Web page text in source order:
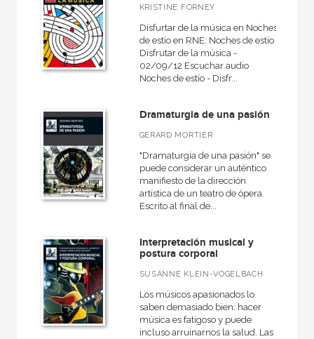
KRISTINE FORNEY
Disfurtar de la música en Noches
de estío en RNE: Noches de estío -
Disfrutar de la música -
02/09/12 Escuchar audio
Noches de estío - Disfr...
Dramaturgia de una pasión
GERARD MORTIER
"Dramaturgia de una pasión" se
puede considerar un auténtico
manifiesto de la dirección
artística de un teatro de ópera.
Escrito al final de...
Interpretación musical y
postura corporal
SUSANNE KLEIN-VOGELBACH
Los músicos apasionados lo
saben demasiado bien: hacer
música es fatigoso y puede
incluso arruinarnos la salud. Las